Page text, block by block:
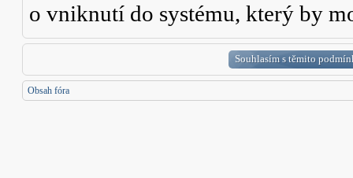
o vniknutí do systému, který by
Obsah fóra